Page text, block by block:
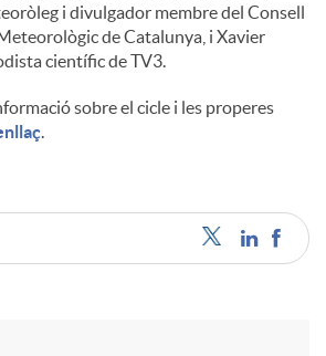
i divulgador membre del Consell
de Catalunya, i Xavier
científic de TV3.
sobre el cicle i les properes
.